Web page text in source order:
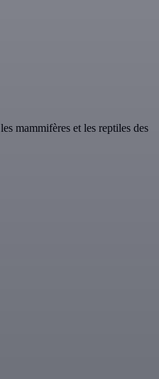
mammifères et les reptiles des